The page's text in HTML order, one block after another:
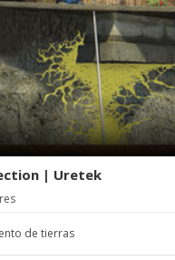
| Uretek
de tierras